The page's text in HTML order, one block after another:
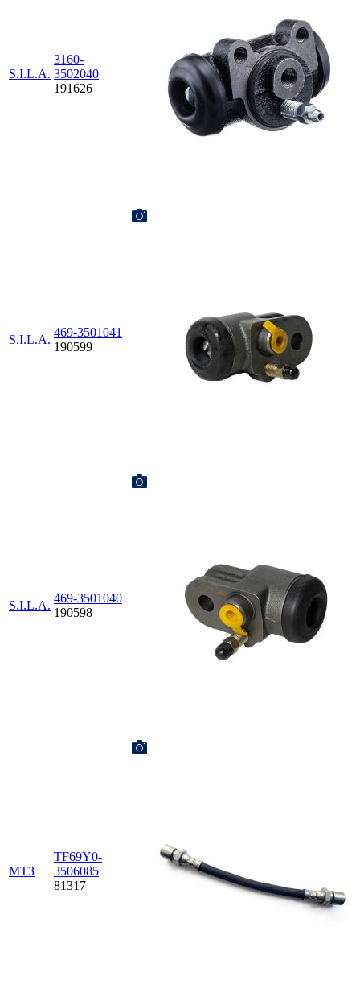
S.I.L.A.
3160-
3502040
191626
S.I.L.A.
469-3501041
190599
S.I.L.A.
469-3501040
190598
МТЗ
TF69Y0-
3506085
81317